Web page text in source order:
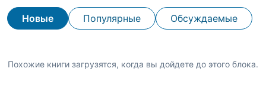
Новые Популярные Обсуждаемые
Похожие книги загрузятся, когда вы дойдете до этого блока.